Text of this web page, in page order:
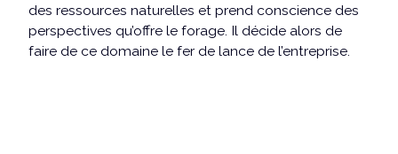
des ressources naturelles et prend conscience des
perspectives qu’offre le forage. Il décide alors de
faire de ce domaine le fer de lance de l’entreprise.